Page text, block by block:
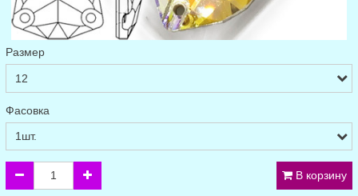
Размер
Фасовка
В корзину